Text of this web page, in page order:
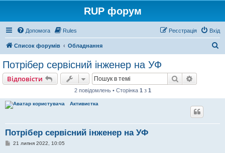
RUP форум
Допомога Rules Вхід
Реєстрація
Список форумів Обладнання
Потрібер сервісний інженер на УФ
Відповісти Пошук
2 повідомлень • Сторінка 1 з 1
Активистка
Потрібер сервісний інженер на УФ
П21 липня 2022, 10:05